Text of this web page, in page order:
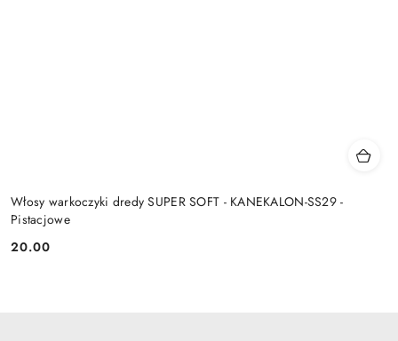
Włosy warkoczyki dredy SUPER SOFT - KANEKALON-SS29 -
Pistacjowe
Cena:
20.00